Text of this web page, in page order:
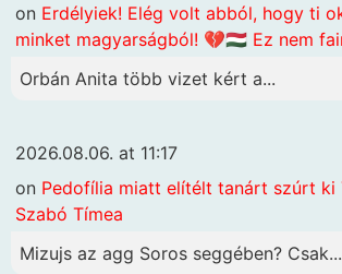
on Erdélyiek! Elég volt abból, hogy ti
minket magyarságból! 💔🇭🇺 Ez nem
Orbán Anita több vizet kért a...
2026.08.06. at 11:17
on Pedofília miatt elítélt tanárt szúrt ki
Szabó Tímea
Mizujs az agg Soros seggében? Csak...